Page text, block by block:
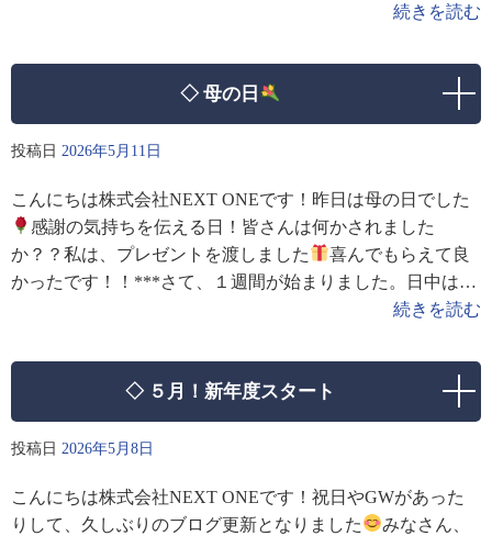
続きを読む
◇ 母の日
投稿日 2026年5月11日
こんにちは株式会社NEXT ONEです！昨日は母の日でした
感謝の気持ちを伝える日！皆さんは何かされました
か？？私は、プレゼントを渡しました
喜んでもらえて良
かったです！！***さて、１週間が始まりました。日中は気
温が高いので、しっかり水分補給しながら、今週も元気に
続きを読む
◇ ５月！新年度スタート
投稿日 2026年5月8日
こんにちは株式会社NEXT ONEです！祝日やGWがあった
りして、久しぶりのブログ更新となりました
みなさん、